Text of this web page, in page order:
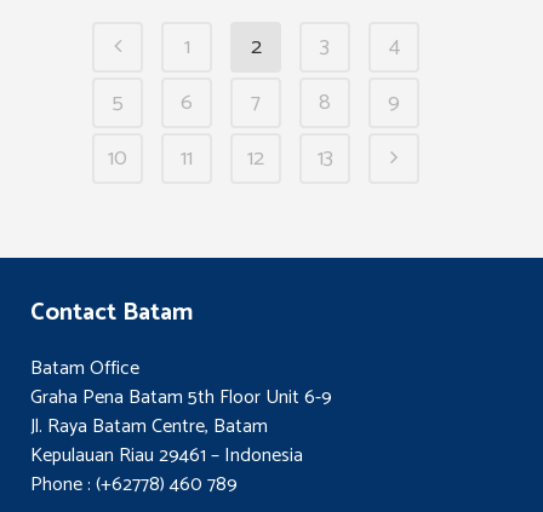
1 2 3
4
5
6 7 8
9
10
11 12 13
Contact Batam
Batam Office
Graha Pena Batam 5th Floor Unit 6-9
Jl. Raya Batam Centre, Batam
Kepulauan Riau 29461 – Indonesia
Phone : (+62778) 460 789